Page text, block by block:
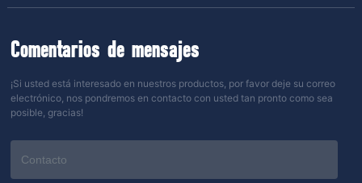
Comentarios de mensajes
¡Si usted está interesado en nuestros productos, por favor deje su correo
electrónico, nos pondremos en contacto con usted tan pronto como sea
posible, gracias!